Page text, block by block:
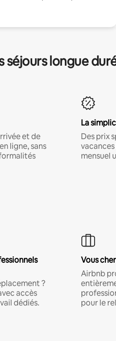
séjours longue
et de
ligne, sans
La
Des prix
mensuel
?
accès
dédiés.
Vous
Airbnb
pour le